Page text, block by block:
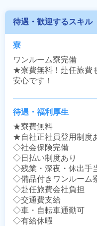
待遇・歓迎するスキル
寮
ワンルーム寮完備
★寮費無料！赴任旅費
安心です！
待遇・福利厚生
★寮費無料
★自社正社員登用制度
◇社会保険完備
◇日払い制度あり
◇残業・深夜・休出手
◇備品付きワンルーム
◇赴任旅費会社負担
◇交通費支給
◇車・自転車通勤可
◇有給休暇